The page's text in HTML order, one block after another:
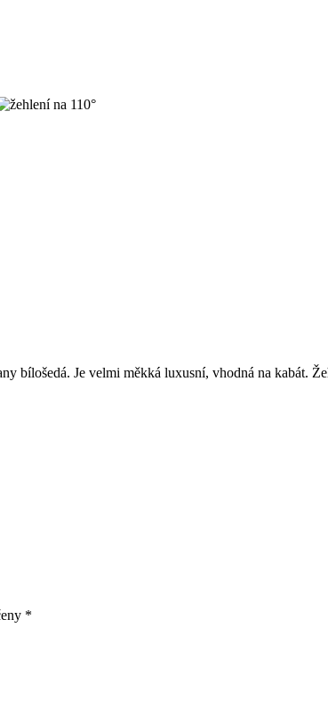
bílošedá. Je velmi měkká luxusní, vhodná na kabát.
*